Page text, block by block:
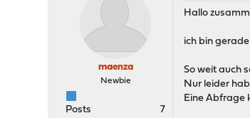
maenza
Newbie
Posts
7
Hallo
ich bin
So weit auch
Nur leider
Eine Abfrage